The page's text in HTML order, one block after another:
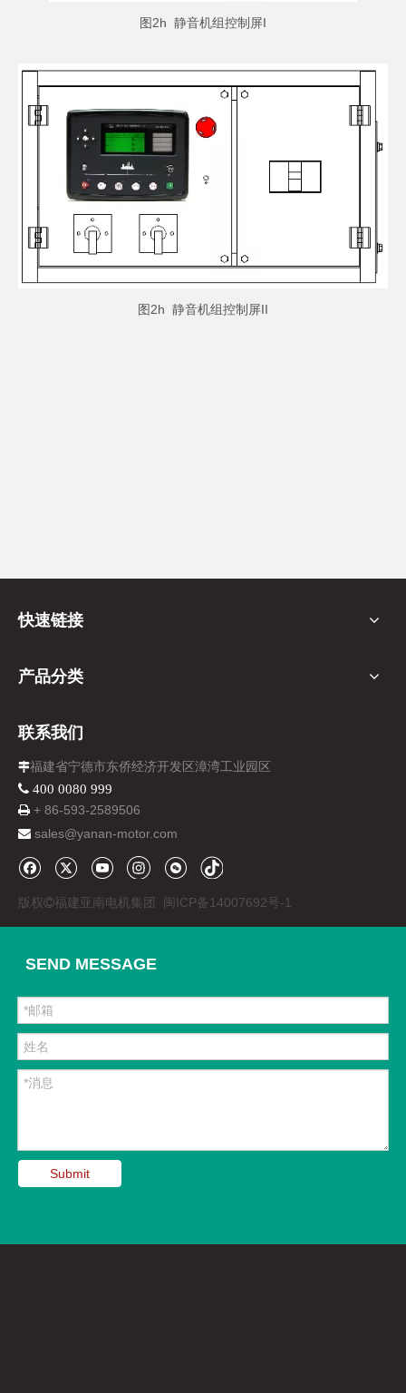
图2h 静音机组控制屏I
图2h 静音机组控制屏II
快速链接
产品分类
联系我们
福建省宁德市东侨经济开发区漳湾工业园区
 400 0080 999
 + 86-593-2589506
 sales@yanan-motor.com
版权福建亚南电机集团 闽ICP备14007692号-1
SEND MESSAGE
Submit